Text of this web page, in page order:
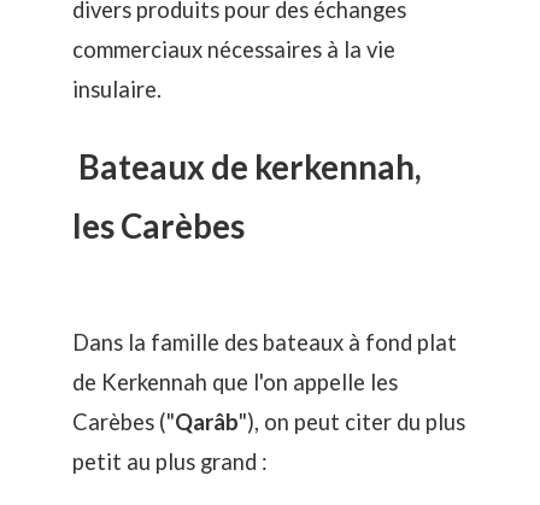
divers produits pour des échanges
commerciaux nécessaires à la vie
insulaire.
Bateaux de kerkennah,
les Carèbes
Dans la famille des bateaux à fond plat
de Kerkennah que l'on appelle les
Carèbes ("Qarâb"), on peut citer du plus
petit au plus grand :